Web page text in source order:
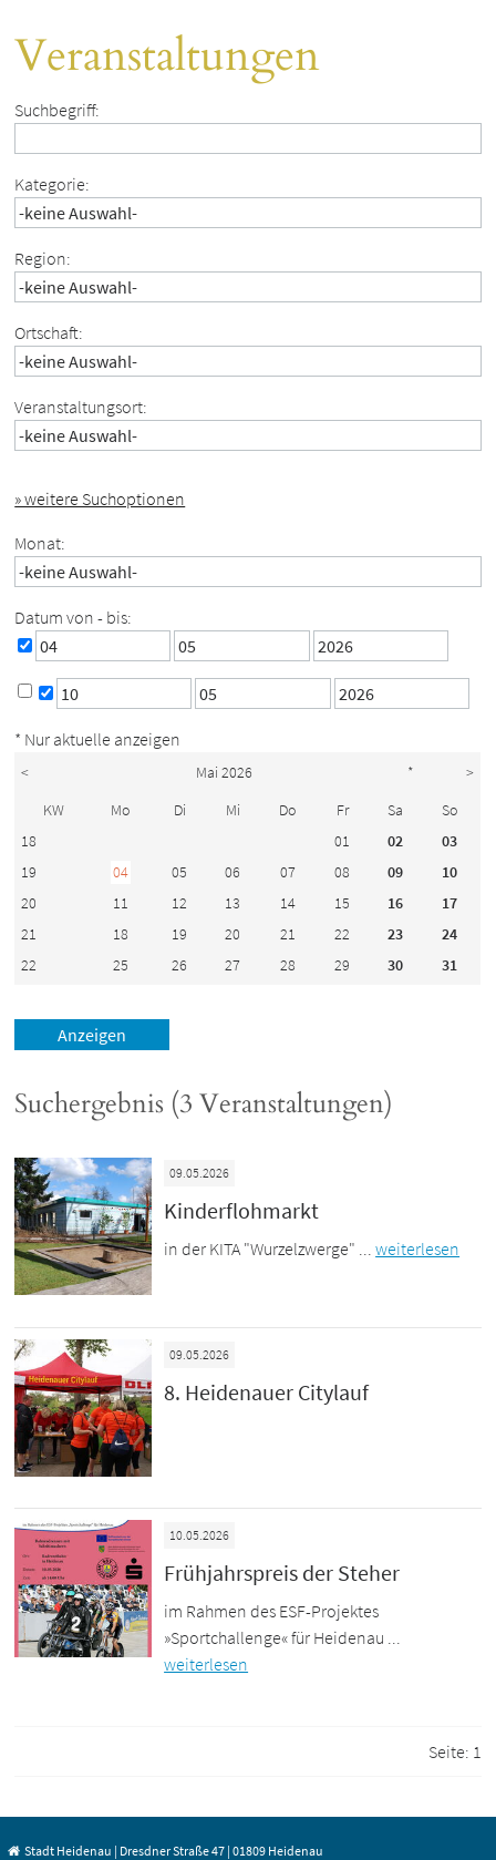
Veranstaltungen
Suchbegriff:
Kategorie:
Region:
Ortschaft:
Veranstaltungsort:
» weitere Suchoptionen
Monat:
Datum von - bis:
* Nur aktuelle anzeigen
< Mai 2026 *
>
KW
Mo Di Mi Do Fr Sa
So
18
01 02
03
19
04 05 06 07 08 09
10
20
11 12 13 14 15 16
17
21
18 19 20 21 22 23
24
22
25 26 27 28 29 30 31
Suchergebnis (3 Veranstaltungen)
09.05.2026
Kinderflohmarkt
in der KITA "Wurzelzwerge" ...weiterlesen
09.05.2026
8. Heidenauer Citylauf
10.05.2026
Frühjahrspreis der Steher
im Rahmen des ESF-Projektes
»Sportchallenge« für Heidenau ...
weiterlesen
Seite: 1
Stadt Heidenau | Dresdner Straße 47 | 01809 Heidenau